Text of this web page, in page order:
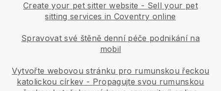
Create your pet sitter website - Sell your pet
sitting services in Coventry online
Spravovat své štěně denní péče podnikání na
mobil
Vytvořte webovou stránku pro rumunskou řeckou
katolickou církev - Propagujte svou rumunskou